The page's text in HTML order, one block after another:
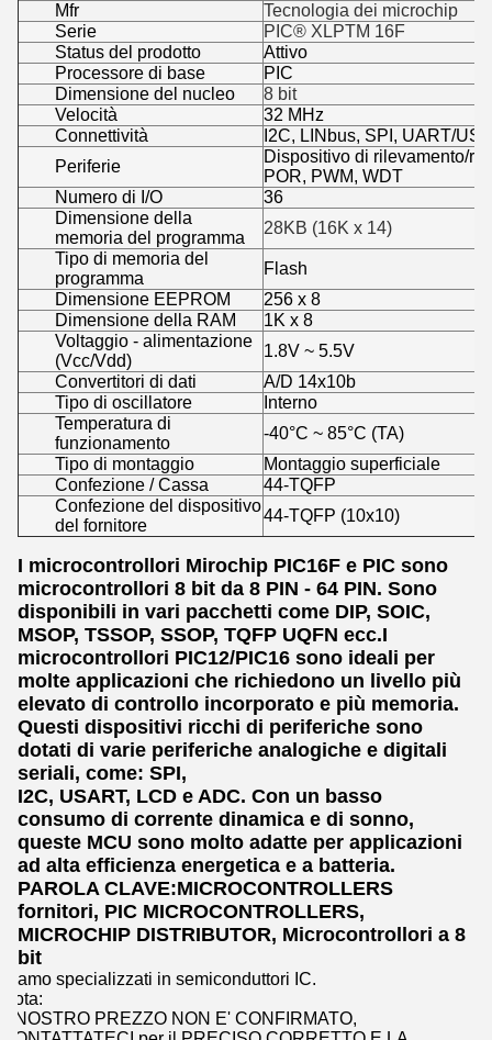
Mfr
Tecnologia dei microchip
Serie
PIC® XLPTM 16F
Status del prodotto
Attivo
Processore di base
PIC
Dimensione del nucleo
8 bit
Velocità
32 MHz
Connettività
I2C, LINbus, SPI, UART/
Periferie
Dispositivo di rilevamento/
POR, PWM, WDT
Numero di I/O
36
Dimensione della
memoria del programma
28KB (16K x 14)
Tipo di memoria del
programma
Flash
Dimensione EEPROM
256 x 8
Dimensione della RAM
1K x 8
Voltaggio - alimentazione
(Vcc/Vdd)
1.8V ~ 5.5V
Convertitori di dati
A/D 14x10b
Tipo di oscillatore
Interno
Temperatura di
funzionamento
-40°C ~ 85°C (TA)
Tipo di montaggio
Montaggio superficiale
Confezione / Cassa
44-TQFP
Confezione del dispositivo
del fornitore
44-TQFP (10x10)
I microcontrollori Mirochip PIC16F e PIC sono
microcontrollori 8 bit da 8 PIN - 64 PIN. Sono
disponibili in vari pacchetti come DIP, SOIC,
MSOP, TSSOP, SSOP, TQFP UQFN ecc.I
microcontrollori PIC12/PIC16 sono ideali per
molte applicazioni che richiedono un livello più
elevato di controllo incorporato e più memoria.
Questi dispositivi ricchi di periferiche sono
dotati di varie periferiche analogiche e digitali
seriali, come: SPI,
I2C, USART, LCD e ADC. Con un basso
consumo di corrente dinamica e di sonno,
queste MCU sono molto adatte per applicazioni
ad alta efficienza energetica e a batteria.
PAROLA CLAVE:MICROCONTROLLERS
fornitori, PIC MICROCONTROLLERS,
MICROCHIP DISTRIBUTOR, Microcontrollori a 8
bit
Siamo specializzati in semiconduttori IC.
Nota:
Il NOSTRO PREZZO NON E' CONFIRMATO,